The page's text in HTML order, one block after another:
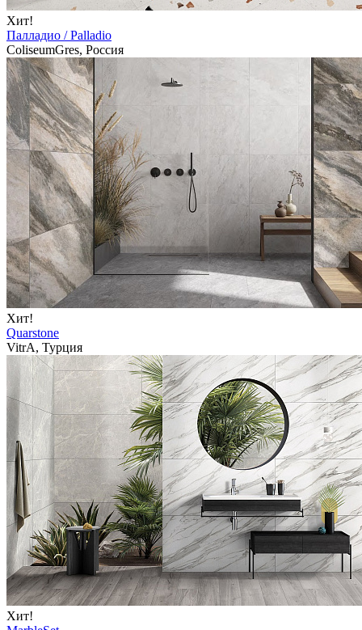
Хит!
Палладио / Palladio
ColiseumGres, Россия
Хит!
Quarstone
VitrA, Турция
Хит!